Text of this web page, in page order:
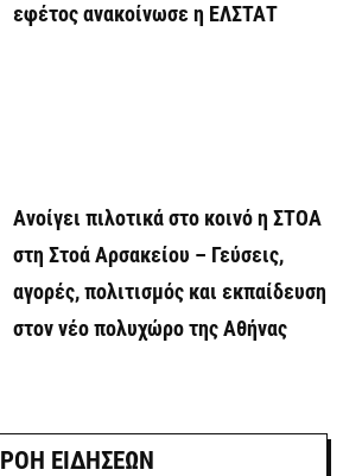
εφέτος ανακοίνωσε η ΕΛΣΤΑΤ
Ανοίγει πιλοτικά στο κοινό η ΣΤΟΑ
στη Στοά Αρσακείου – Γεύσεις,
αγορές, πολιτισμός και εκπαίδευση
στον νέο πολυχώρο της Αθήνας
ΡΟΗ ΕΙΔΗΣΕΩΝ